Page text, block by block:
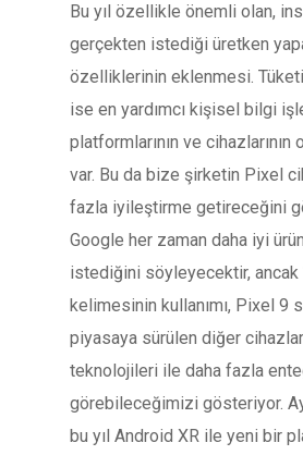
Bu yıl özellikle önemli olan,
gerçekten istediği üretken
özelliklerinin eklenmesi.
ise en yardımcı kişisel bilgi
platformlarının ve cihazlarının
var. Bu da bize şirketin Pixel
fazla iyileştirme getireceğini
Google her zaman daha iyi
istediğini söyleyecektir, ancak
kelimesinin kullanımı, Pixel 9
piyasaya sürülen diğer
teknolojileri ile daha fazla
görebileceğimizi gösteriyor.
bu yıl Android XR ile yeni bir